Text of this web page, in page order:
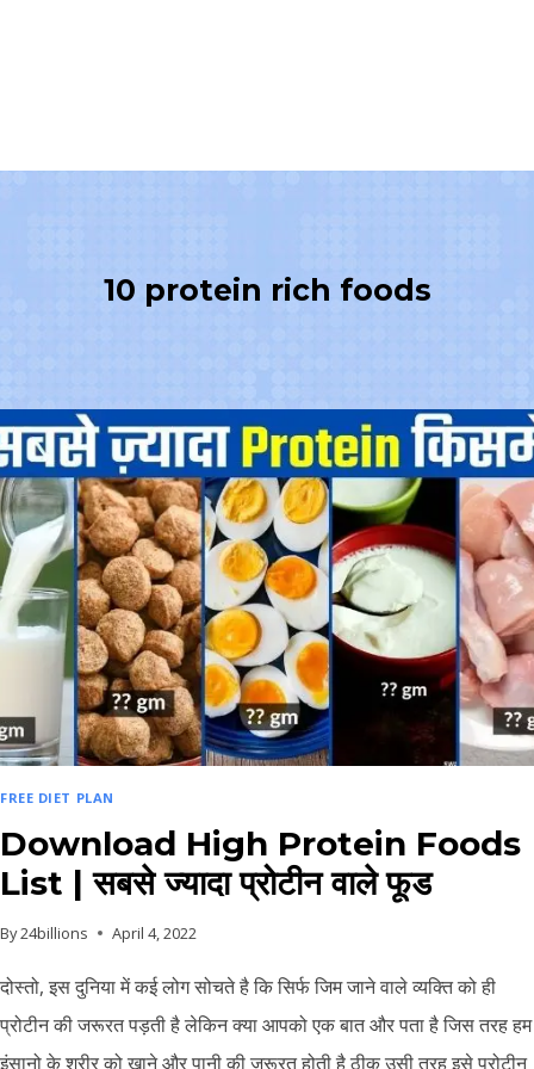
10 protein rich foods
FREE DIET PLAN
Download High Protein Foods
List | सबसे ज्यादा प्रोटीन वाले फूड
By24billions April 4, 2022
दोस्तो, इस दुनिया में कई लोग सोचते है कि सिर्फ जिम जाने वाले व्यक्ति को ही
प्रोटीन की जरूरत पड़ती है लेकिन क्या आपको एक बात और पता है जिस तरह हम
इंसानो के शरीर को खाने और पानी की जरूरत होती है ठीक उसी तरह इसे प्रोटीन